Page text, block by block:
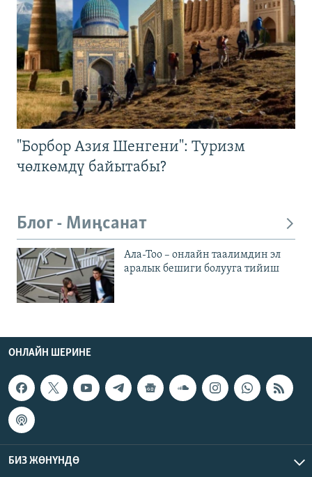
"Борбор Азия Шенгени": Туризм
чөлкөмдү байытабы?
Блог - Миңсанат
Ала-Тоо – онлайн таалимдин эл
аралык бешиги болууга тийиш
ОНЛАЙН ШЕРИНЕ
БИЗ ЖӨНҮНДӨ